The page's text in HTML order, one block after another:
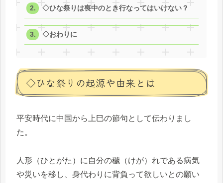
◇ひな祭りは喪中のとき行なってはいけない？
◇おわりに
◇ひな祭りの起源や由来とは
平安時代に中国から上巳の節句として伝わりまし
た。
人形（ひとがた）に自分の穢（けが）れである病気
や災いを移し、身代わりに背負って欲しいとの願い